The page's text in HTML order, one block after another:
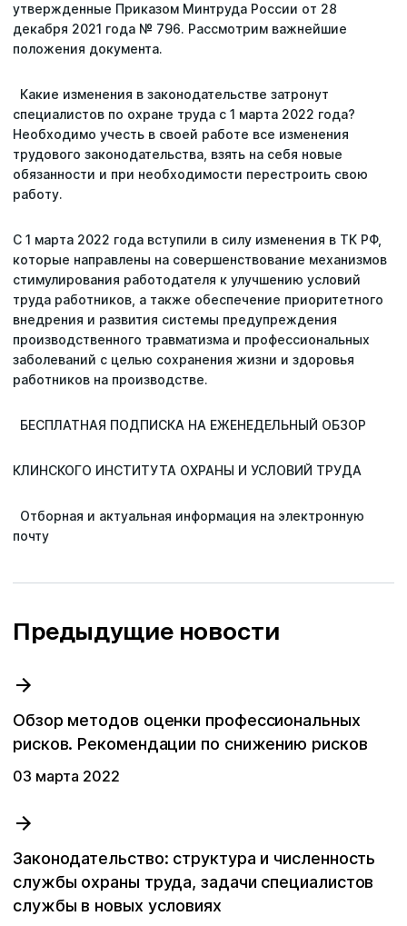
утвержденные Приказом Минтруда России от 28
декабря 2021 года № 796. Рассмотрим важнейшие
положения документа.
Какие изменения в законодательстве затронут
специалистов по охране труда с 1 марта 2022 года?
Необходимо учесть в своей работе все изменения
трудового законодательства, взять на себя новые
обязанности и при необходимости перестроить свою
работу.
С 1 марта 2022 года вступили в силу изменения в ТК РФ,
которые направлены на совершенствование механизмов
стимулирования работодателя к улучшению условий
труда работников, а также обеспечение приоритетного
внедрения и развития системы предупреждения
производственного травматизма и профессиональных
заболеваний с целью сохранения жизни и здоровья
работников на производстве.
БЕСПЛАТНАЯ ПОДПИСКА НА ЕЖЕНЕДЕЛЬНЫЙ ОБЗОР
КЛИНСКОГО ИНСТИТУТА ОХРАНЫ И УСЛОВИЙ ТРУДА
Отборная и актуальная информация на электронную
почту
Предыдущие новости
Обзор методов оценки профессиональных
рисков. Рекомендации по снижению рисков
03 мартa 2022
Законодательство: структура и численность
службы охраны труда, задачи специалистов
службы в новых условиях